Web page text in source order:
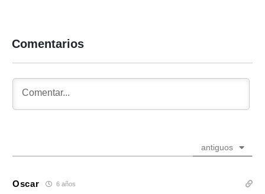
Comentarios
antiguos
Oscar 6 años